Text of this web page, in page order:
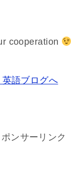
cooperation
ンサーリンク